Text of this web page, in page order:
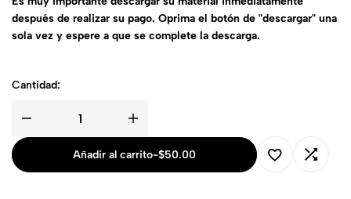
después de realizar su pago. Oprima el botón de "descargar" una
sola vez y espere a que se complete la descarga.
Cantidad:
Añadir al carrito-$50.00